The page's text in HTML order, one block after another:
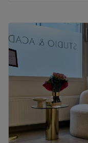
Expertise:
Styling
Produkte und
Extras:
kostenloses W-LAN.
Dienstag
Mittwoch
Samstag
Sonntag
"Glücklich steht dir
Elit Beauty by Elif in